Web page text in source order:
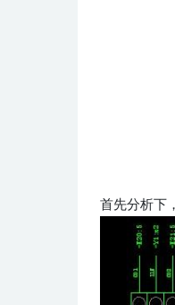
首先分析下